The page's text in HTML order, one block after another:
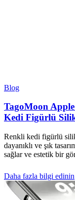
Blog
TagoMoon
Kedi Figürlü
Renkli kedi figürlü
dayanıklı ve şık
sağlar ve estetik bir
Daha fazla bilgi edinin